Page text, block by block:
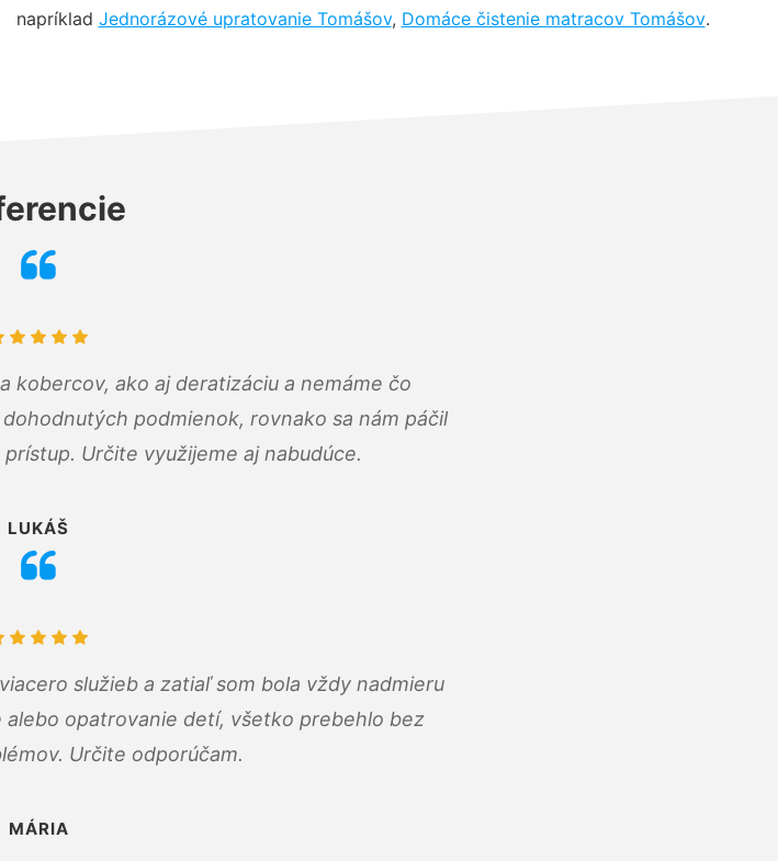
napríklad Jednorázové upratovanie Tomášov, Domáce čistenie matracov Tomášov.
kobercov, ako aj deratizáciu a nemáme čo
podmienok, rovnako sa nám páčil
Určite využijeme aj nabudúce.
LUKÁŠ
služieb a zatiaľ som bola vždy nadmieru
alebo opatrovanie detí, všetko prebehlo bez
Určite odporúčam.
MÁRIA